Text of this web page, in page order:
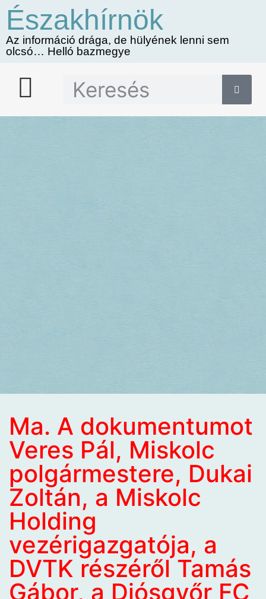
Északhírnök
Az információ drága, de hülyének lenni sem
olcsó… Helló bazmegye
Ma. A dokumentumot
Veres Pál, Miskolc
polgármestere, Dukai
Zoltán, a Miskolc
Holding
vezérigazgatója, a
DVTK részéről Tamás
Gábor, a Diósgyőr FC